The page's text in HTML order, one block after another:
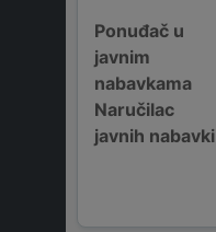
Ponuđač u
javnim
nabavkama
Naručilac
javnih nabavki